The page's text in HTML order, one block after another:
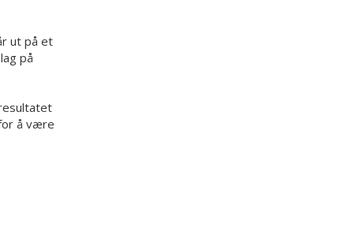
ut på et
på
å være